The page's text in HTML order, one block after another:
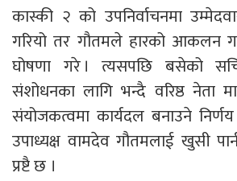
कास्की २ को उपनिर्वाचनमा
गरियो तर गौतमले हारको आकलन
घोषणा गरे । त्यसपछि बसेको
संशोधनका लागि भन्दै वरिष्ठ नेता
संयोजकत्वमा कार्यदल बनाउने निर्णय
उपाध्यक्ष वामदेव गौतमलाई खुसी
प्रष्टै छ ।